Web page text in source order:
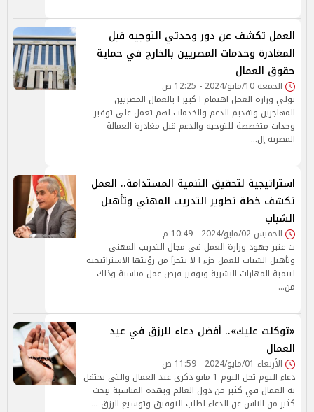
العمل تكشف عن دور وحدتي التوجيه قبل
المغادرة وخدمات المصريين بالخارج في حماية
حقوق العمال
الجمعة 10/مايو/2024 - 12:25 ص
تولي وزارة العمل اهتمام ا كبير ا بالعمال المصريين
المهاجرين وتقديم الدعم والخدمات لهم تعمل على توفير
وحدات متخصصة للتوجيه والدعم قبل مغادرة العمالة
المصرية إل…
استراتيجية لتحقيق التنمية المستدامة.. العمل
تكشف خطة تطوير التدريب المهني وتأهيل
الشباب
الخميس 02/مايو/2024 - 10:49 م
ت عتبر جهود وزارة العمل في مجال التدريب المهني
وتأهيل الشباب للعمل جزء ا لا يتجزأ من رؤيتها الاستراتيجية
لتنمية المهارات البشرية وتوفير فرص عمل مناسبة وذلك
من…
«توكلت عليك».. أفضل دعاء للرزق في عيد
العمال
الأربعاء 01/مايو/2024 - 11:59 ص
دعاء اليوم تحل اليوم 1 مايو ذكرى عيد العمال والتي يحتفل
به العمال في كثير من دول العالم وبهذه المناسبة يبحث
كثير من الناس عن الدعاء لطلب التوفيق وتوسيع الرزق …